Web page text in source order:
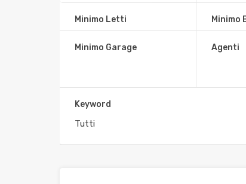
Minimo Letti Minimo
Minimo Garage Agenti
Keyword
Home Tirrenia